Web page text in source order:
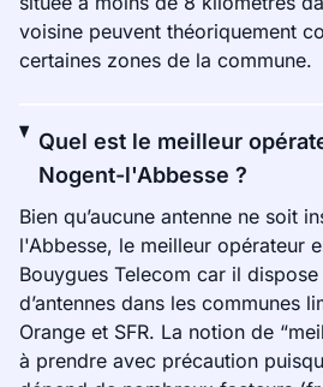
voisine peuvent théoriquement
certaines zones de la commune.
Quel est le meilleur
Nogent-l'Abbesse ?
Bien qu’aucune antenne ne soit
l'Abbesse, le meilleur opérateur
Bouygues Telecom car il
d’antennes dans les communes
Orange et SFR. La notion de
à prendre avec précaution